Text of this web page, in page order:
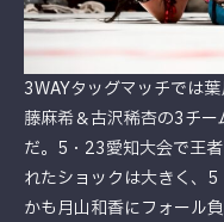
3WAYタッグマッチでは
藤麻希＆古沢稀杏の3チ
だ。5・23愛知大会で王
れたショックは大きく、
かも月山和香にフォール